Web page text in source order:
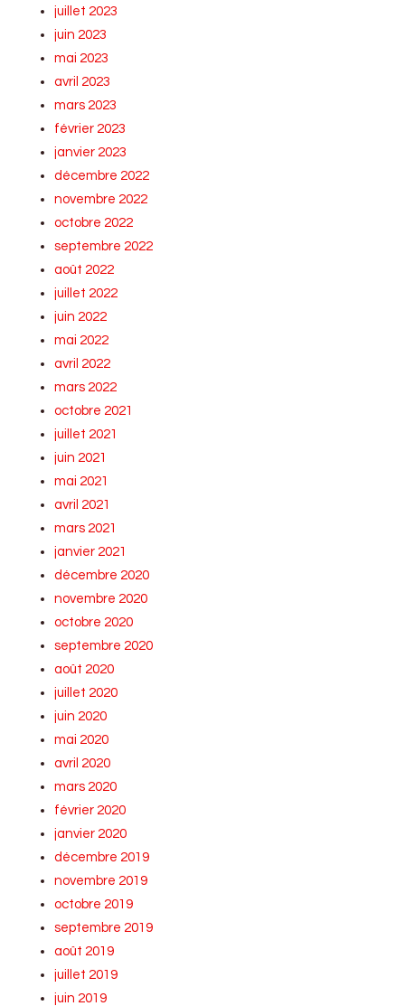
juillet 2023
juin 2023
mai 2023
avril 2023
mars 2023
février 2023
janvier 2023
décembre 2022
novembre 2022
octobre 2022
septembre 2022
août 2022
juillet 2022
juin 2022
mai 2022
avril 2022
mars 2022
octobre 2021
juillet 2021
juin 2021
mai 2021
avril 2021
mars 2021
janvier 2021
décembre 2020
novembre 2020
octobre 2020
septembre 2020
août 2020
juillet 2020
juin 2020
mai 2020
avril 2020
mars 2020
février 2020
janvier 2020
décembre 2019
novembre 2019
octobre 2019
septembre 2019
août 2019
juillet 2019
juin 2019